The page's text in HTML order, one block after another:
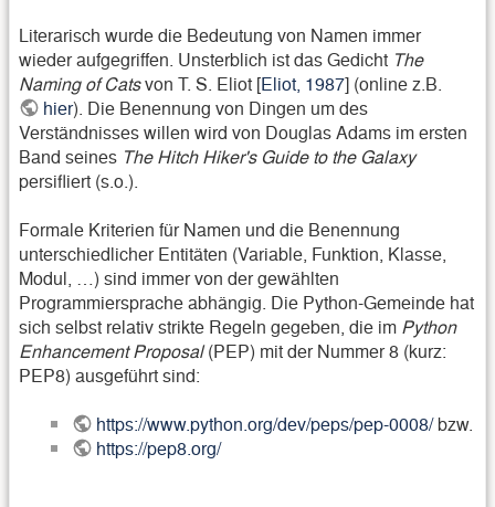
Literarisch wurde die Bedeutung von Namen immer
wieder aufgegriffen. Unsterblich ist das Gedicht The
Naming of Catsvon T. S. Eliot [Eliot, 1987] (online z.B.
hier). Die Benennung von Dingen um des
Verständnisses willen wird von Douglas Adams im ersten
Band seines The Hitch Hiker's Guide to the Galaxy
persifliert (s.o.).
Formale Kriterien für Namen und die Benennung
unterschiedlicher Entitäten (Variable, Funktion, Klasse,
Modul, …) sind immer von der gewählten
Programmiersprache abhängig. Die Python-Gemeinde hat
sich selbst relativ strikte Regeln gegeben, die im Python
Enhancement Proposal(PEP) mit der Nummer 8 (kurz:
PEP8) ausgeführt sind:
https://www.python.org/dev/peps/pep-0008/bzw.
https://pep8.org/